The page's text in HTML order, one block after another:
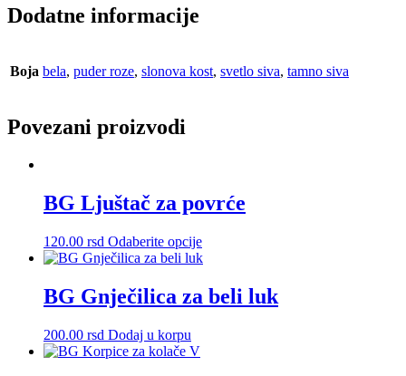
Dodatne informacije
Boja bela, puder roze, slonova kost, svetlo siva, tamno siva
Povezani proizvodi
BG Ljuštač za povrće
120.00 rsd Odaberite opcijeOvaj
proizvod
više
varijanti.
BG Gnječilica za beli luk
200.00 rsd Dodaj u korpu